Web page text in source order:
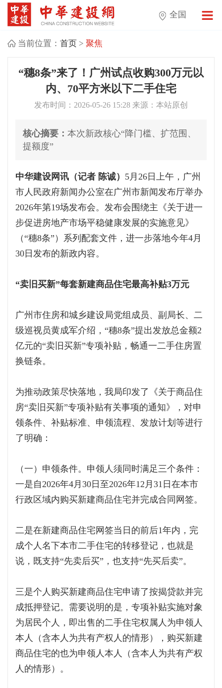
全国
当前位置： 首页> 聚焦
“穗8条”来了！广州试点收购300万元以
内、70平方米以下二手住宅
发布时间：2026-05-26 15:28 来源：本站原创
核心摘要： 本次新政核心“降门槛、扩范围、
提额度”
中华建设网讯（记者 陈诚） 5月26日上午，广州
市人民政府新闻办公室在广州市新闻发布厅举办
2026年第19场发布会。发布会围绕主《关于进一
步促进房地产市场平稳健康发展的实施意见》
（“穗8条”）系列配套文件，进一步落地今年4月
30日发布的新政内容。
“卖旧买新”每套新建商品住宅最高补贴3万元
广州市住房和城乡建设局党组成员、副局长、二
级巡视员黄成军介绍，“穗8条”提出发放总金额2
亿元的“卖旧买新”专项补贴，畅通一二手住房置
换链条。
为推动政策尽快落地，我局印发了《关于商品住
房“卖旧买新”专项补贴有关事项的通知》，对申
领条件、补贴标准、申领流程、发放计划等进行
了明确：
（一）申领条件。申领人须同时满足三个条件：
一是自2026年4月30日至2026年12月31日在本市
行政区域内购买新建商品住宅并完成合同网签。
二是在新建商品住宅网签当日的前后1年内，完
成个人名下本市二手住宅的转移登记，也就是
说，既支持“先卖后买”，也支持“先买后卖”。
三是个人购买新建商品住宅申请了按揭贷款并完
成抵押登记。需要说明的是，专项补贴实施对象
为居民个人，即出售的二手住宅权属人为申领人
本人（含本人为共有产权人的情形），购买新建
商品住宅的也为申领人本人（含本人为共有产权
人的情形）。